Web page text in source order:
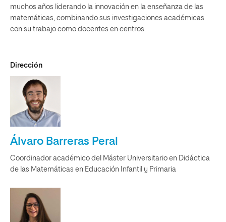
muchos años liderando la innovación en la enseñanza de las
matemáticas, combinando sus investigaciones académicas
con su trabajo como docentes en centros.
Dirección
Álvaro Barreras Peral
Coordinador académico del Máster Universitario en Didáctica
de las Matemáticas en Educación Infantil y Primaria